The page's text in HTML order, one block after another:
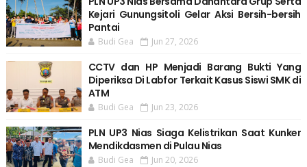
Kejari Gunungsitoli Gelar Aksi Bersih-bersih
Pantai
Budi Gea Jun 27, 2026
CCTV dan HP Menjadi Barang Bukti Yang
Diperiksa Di Labfor Terkait Kasus Siswi SMK di
ATM
Budi Gea Jun 23, 2026
PLN UP3 Nias Siaga Kelistrikan Saat Kunker
Mendikdasmen di Pulau Nias
Budi Gea Jun 20, 2026